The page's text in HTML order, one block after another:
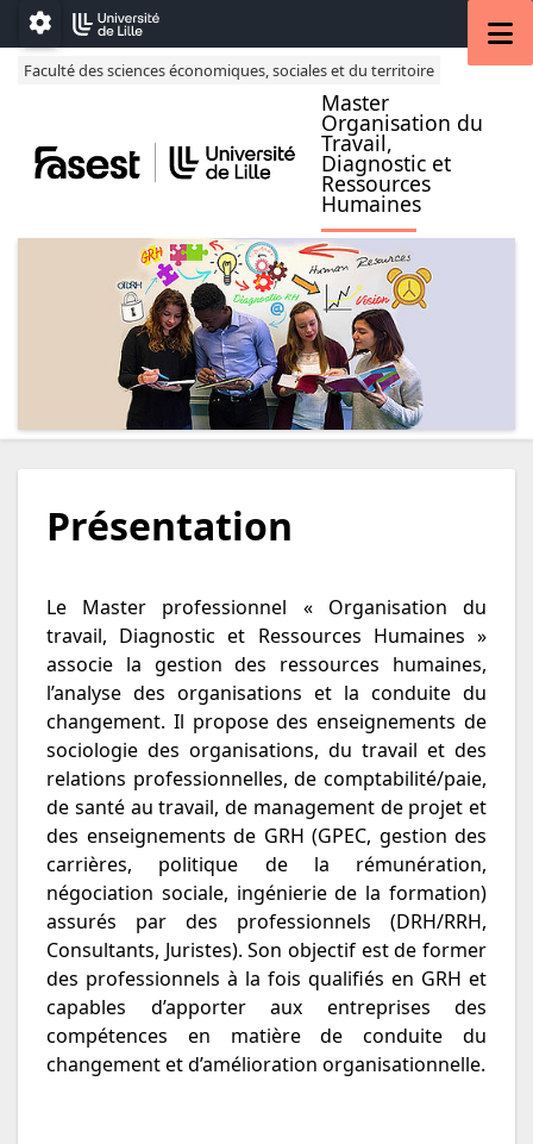
Accéder au menu principal
Accéder au contenu
Paramétrage
Faculté des sciences économiques, sociales et du territoire
Master
Organisation du
Travail,
Diagnostic et
Ressources
Humaines
Présentation
Le Master professionnel « Organisation du
travail, Diagnostic et Ressources Humaines »
associe la gestion des ressources humaines,
l’analyse des organisations et la conduite du
changement. Il propose des enseignements de
sociologie des organisations, du travail et des
relations professionnelles, de comptabilité/paie,
de santé au travail, de management de projet et
des enseignements de GRH (GPEC, gestion des
carrières, politique de la rémunération,
négociation sociale, ingénierie de la formation)
assurés par des professionnels (DRH/RRH,
Consultants, Juristes). Son objectif est de former
des professionnels à la fois qualifiés en GRH et
capables d’apporter aux entreprises des
compétences en matière de conduite du
changement et d’amélioration organisationnelle.